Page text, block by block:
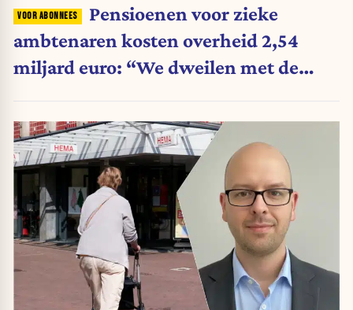
Pensioenen voor zieke
ambtenaren kosten overheid 2,54
miljard euro: “We dweilen met de